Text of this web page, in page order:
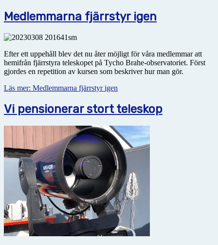
Medlemmarna fjärrstyr igen
Efter ett uppehåll blev det nu åter möjligt för våra medlemmar att
hemifrån fjärrstyra teleskopet på Tycho Brahe-observatoriet. Först
gjordes en repetition av kursen som beskriver hur man gör.
Läs mer: Medlemmarna fjärrstyr igen
Vi pensionerar stort teleskop